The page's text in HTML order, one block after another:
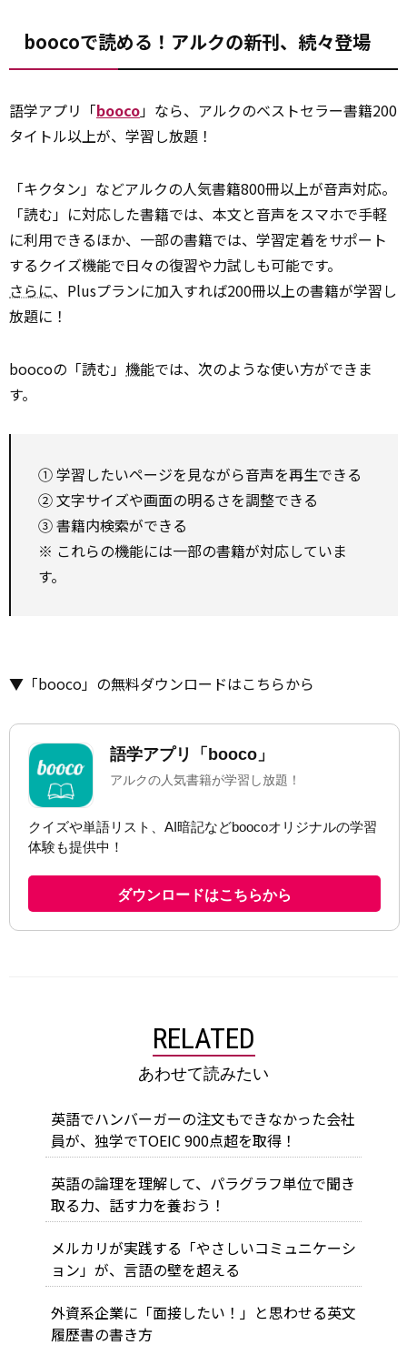
boocoで読める！アルクの新刊、続々登場
語学アプリ「booco」なら、アルクのベストセラー書籍200
タイトル以上が、学習し放題！
「キクタン」などアルクの人気書籍800冊以上が音声対応。
「読む」に対応した書籍では、本文と音声をスマホで手軽
に利用できるほか、一部の書籍では、学習定着をサポート
するクイズ機能で日々の復習や力試しも可能です。
さらに、Plusプランに加入すれば200冊以上の書籍が学習し
放題に！
boocoの「読む」 機能では、次のような使い方ができま
す。
① 学習したいページを見ながら音声を再生できる
② 文字サイズや画面の明るさを調整できる
③ 書籍内検索ができる
※ これらの機能には一部の書籍が対応していま
す。
▼「booco」の無料ダウンロードはこちらから
RELATED
あわせて読みたい
英語でハンバーガーの注文もできなかった会社
員が、独学でTOEIC 900点超を取得！
英語の論理を理解して、パラグラフ単位で聞き
取る力、話す力を養おう！
メルカリが実践する「やさしいコミュニケーシ
ョン」が、言語の壁を超える
外資系企業に「面接したい！」と思わせる英文
履歴書の書き方